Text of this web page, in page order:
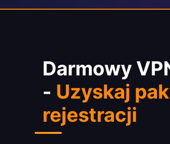
Darmowy
- Uzyskaj
rejestracji